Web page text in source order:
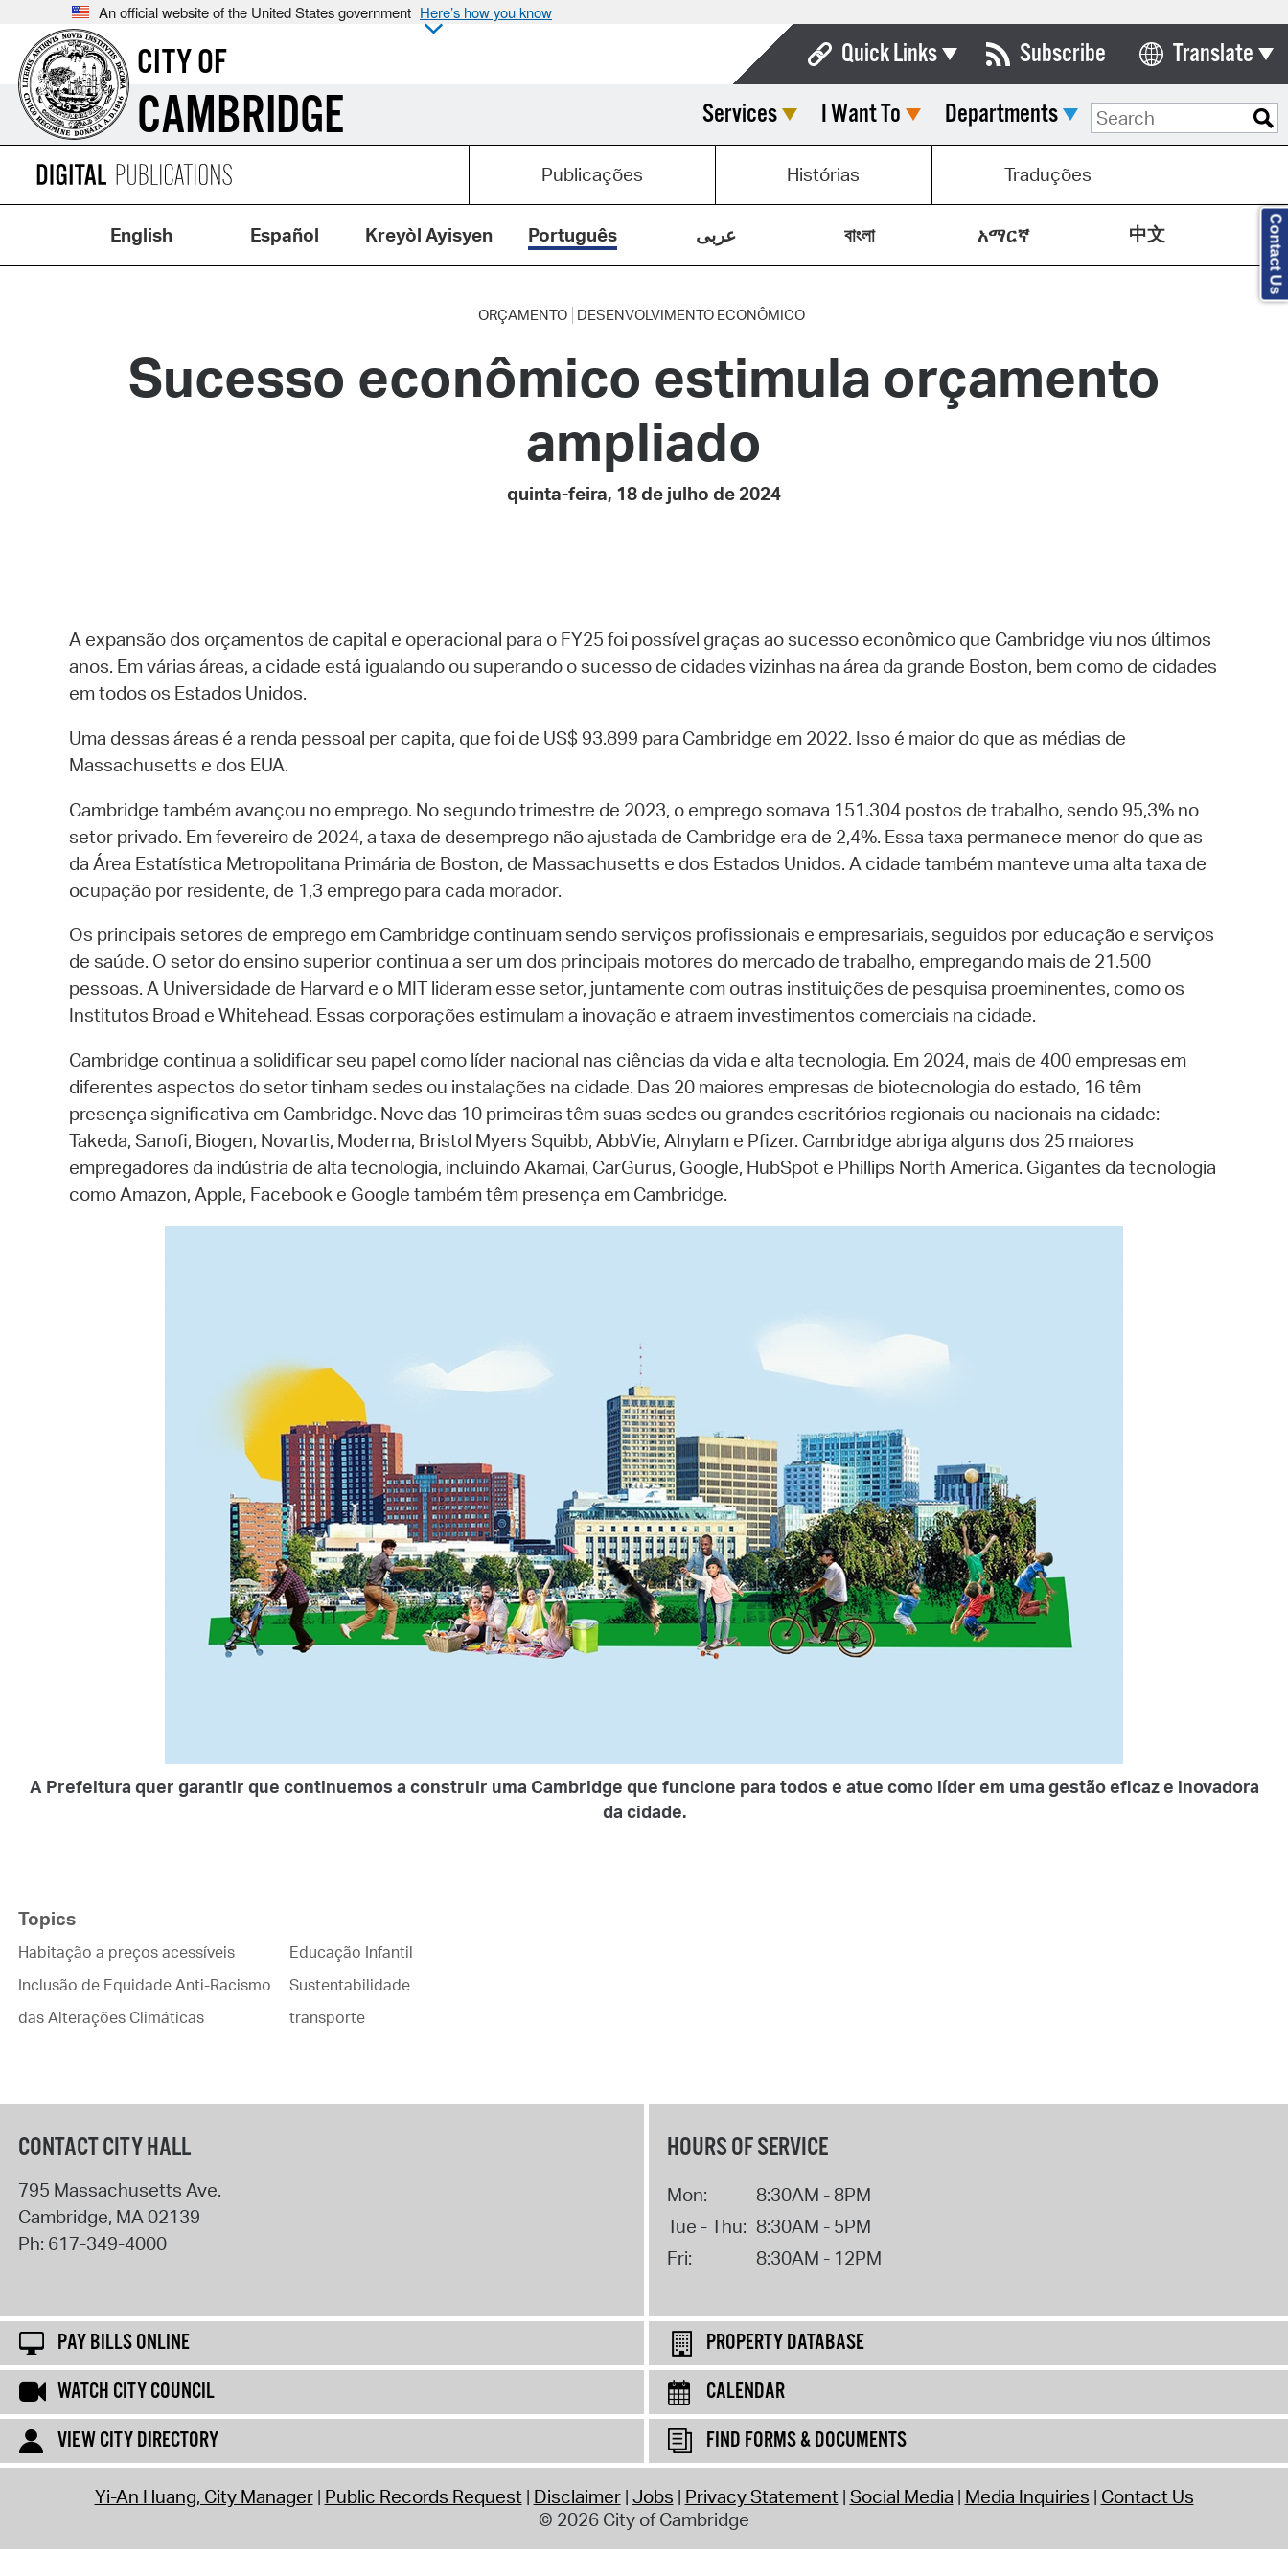
An official website of the United States government Here’s how you know
CITY OF
CAMBRIDGE
Quick Links
Boards & Commissions
Calendar
Contact City Council
Department List
Municipal Code
Open Meeting Portal
Subscribe Translate
Select Language
Services I Want To Departments
Publicações Histórias Traduções
English Español Kreyòl Ayisyen Português عربى বাংলা አማርኛ 中文
ORÇAMENTO DESENVOLVIMENTO ECONÔMICO
Sucesso econômico estimula orçamento
ampliado
quinta-feira, 18 de julho de 2024
A expansão dos orçamentos de capital e operacional para o FY25 foi possível graças ao sucesso econômico que Cambridge viu nos últimos
anos. Em várias áreas, a cidade está igualando ou superando o sucesso de cidades vizinhas na área da grande Boston, bem como de cidades
em todos os Estados Unidos.
Uma dessas áreas é a renda pessoal per capita, que foi de US$ 93.899 para Cambridge em 2022. Isso é maior do que as médias de
Massachusetts e dos EUA.
Cambridge também avançou no emprego. No segundo trimestre de 2023, o emprego somava 151.304 postos de trabalho, sendo 95,3% no
setor privado. Em fevereiro de 2024, a taxa de desemprego não ajustada de Cambridge era de 2,4%. Essa taxa permanece menor do que as
da Área Estatística Metropolitana Primária de Boston, de Massachusetts e dos Estados Unidos. A cidade também manteve uma alta taxa de
ocupação por residente, de 1,3 emprego para cada morador.
Os principais setores de emprego em Cambridge continuam sendo serviços profissionais e empresariais, seguidos por educação e serviços
de saúde. O setor do ensino superior continua a ser um dos principais motores do mercado de trabalho, empregando mais de 21.500
pessoas. A Universidade de Harvard e o MIT lideram esse setor, juntamente com outras instituições de pesquisa proeminentes, como os
Institutos Broad e Whitehead. Essas corporações estimulam a inovação e atraem investimentos comerciais na cidade.
Cambridge continua a solidificar seu papel como líder nacional nas ciências da vida e alta tecnologia. Em 2024, mais de 400 empresas em
diferentes aspectos do setor tinham sedes ou instalações na cidade. Das 20 maiores empresas de biotecnologia do estado, 16 têm
presença significativa em Cambridge. Nove das 10 primeiras têm suas sedes ou grandes escritórios regionais ou nacionais na cidade:
Takeda, Sanofi, Biogen, Novartis, Moderna, Bristol Myers Squibb, AbbVie, Alnylam e Pfizer. Cambridge abriga alguns dos 25 maiores
empregadores da indústria de alta tecnologia, incluindo Akamai, CarGurus, Google, HubSpot e Phillips North America. Gigantes da tecnologia
como Amazon, Apple, Facebook e Google também têm presença em Cambridge.
A Prefeitura quer garantir que continuemos a construir uma Cambridge que funcione para todos e atue como líder em uma gestão eficaz e inovadora
da cidade.
Topics
Habitação a preços acessíveis
Inclusão de Equidade Anti-Racismo
das Alterações Climáticas
Educação Infantil
Sustentabilidade
transporte
CONTACT CITY HALL
795 Massachusetts Ave.
Cambridge, MA02139
Ph: 617-349-4000
HOURS OF SERVICE
Mon:
8:30AM - 8PM
Tue - Thu: 8:30AM - 5PM
Fri:
8:30AM - 12PM
PAY BILLS ONLINE
PROPERTY DATABASE
WATCH CITY COUNCIL
CALENDAR
VIEW CITY DIRECTORY
FIND FORMS & DOCUMENTS
Yi-An Huang, City Manager Public Records Request Disclaimer Jobs Privacy Statement Social Media Media Inquiries Contact Us
© 2026 City of Cambridge
Contact Us